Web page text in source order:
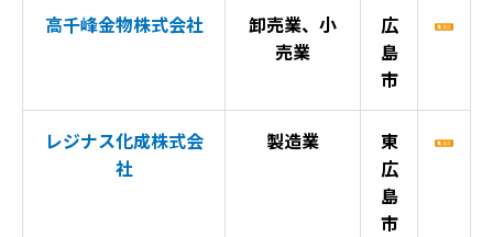
高千峰金物株式会社
卸売業、小
売業
広
島
市
レジナス化成株式会
社
製造業
東
広
島
市